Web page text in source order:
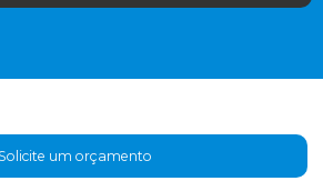
Solicite um orçamento